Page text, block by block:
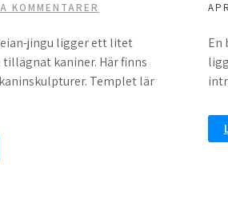
KOMMENTARER
jingu ligger ett litet
kaniner. Här finns
Templet lär
En